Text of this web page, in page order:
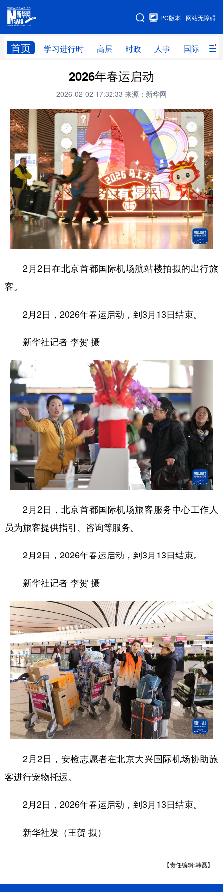
网站无障碍
PC版本
首页 学习进行时 高层 时政 人事 国际 财
网站地图
高层 时政
财经 网评
台湾 思客智库 全球连线 教育
科技 科创 量子 体育
文化 书画 健康 军事
访谈 视频 图片 政务
法律 中央文件 金融 汽车
食品 人居 信息化 数字经济
乡村振兴 银龄 溯源中国
城市 旅游 能源 会展
地方频道
北京 天津 河北 山西
辽宁 吉林 上海 江苏
浙江 安徽 福建 江西
山东 河南 湖北 湖南
广东 广西 海南 重庆
四川 贵州 云南 西藏
陕西 甘肃 青海 宁夏
新疆 内蒙古 黑龙江
Русский язык 日本語 한국어
Deutsch Português
2026年春运启动
2026-02-02 17:32:33 来源：新华网
2月2日在北京首都国际机场航站楼拍摄的出行旅
客。
2月2日，2026年春运启动，到3月13日结束。
新华社记者 李贺 摄
2月2日，北京首都国际机场旅客服务中心工作人
员为旅客提供指引、咨询等服务。
2月2日，2026年春运启动，到3月13日结束。
新华社记者 李贺 摄
2月2日，安检志愿者在北京大兴国际机场协助旅
客进行宠物托运。
2月2日，2026年春运启动，到3月13日结束。
新华社发（王贺 摄）
【责任编辑:韩磊】